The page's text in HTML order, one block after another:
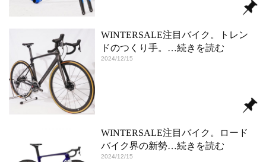
WINTERSALE注目バイク。トレン
ドのつくり手。 …続きを読む
2024/12/15
WINTERSALE注目バイク。ロード
バイク界の新勢…続きを読む
2024/12/15